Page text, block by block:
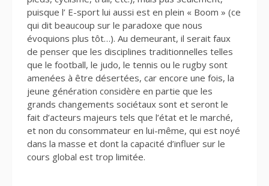
puisque l’ E-sport lui aussi est en plein « Boom » (ce
qui dit beaucoup sur le paradoxe que nous
évoquions plus tôt…). Au demeurant, il serait faux
de penser que les disciplines traditionnelles telles
que le football, le judo, le tennis ou le rugby sont
amenées à être désertées, car encore une fois, la
jeune génération considère en partie que les
grands changements sociétaux sont et seront le
fait d’acteurs majeurs tels que l’état et le marché,
et non du consommateur en lui-même, qui est noyé
dans la masse et dont la capacité d’influer sur le
cours global est trop limitée.